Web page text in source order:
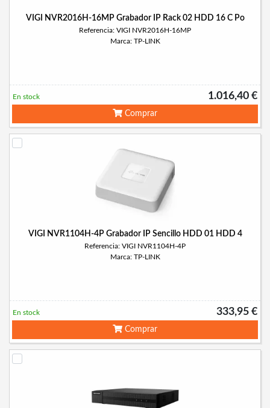
VIGI NVR2016H-16MP Grabador IP Rack 02 HDD 16 C Po
Referencia: VIGI NVR2016H-16MP
Marca: TP-LINK
1.016,40 €
En stock
Comprar
VIGI NVR1104H-4P Grabador IP Sencillo HDD 01 HDD 4
Referencia: VIGI NVR1104H-4P
Marca: TP-LINK
333,95 €
En stock
Comprar